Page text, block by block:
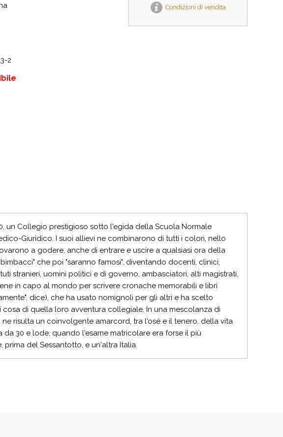
Condizioni di vendita
2
un Collegio prestigioso sotto l'egida della Scuola Normale
Giuridico. I suoi allievi ne combinarono di tutti i colori, nello
a godere, anche di entrare e uscire a qualsiasi ora della
che poi "saranno famosi", diventando docenti, clinici,
stranieri, uomini politici e di governo, ambasciatori, alti magistrati,
in capo al mondo per scrivere cronache memorabili e libri
dice), che ha usato nomignoli per gli altri e ha scelto
di quella loro avventura collegiale. In una mescolanza di
risulta un coinvolgente amarcord, tra l'osé e il tenero, della vita
30 e lode, quando l'esame matricolare era forse il più
del Sessantotto, e un'altra Italia.